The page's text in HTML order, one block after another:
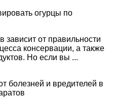
огурцы по
зависит от правильности
консервации, а также
Но если вы ...
болезней и вредителей в